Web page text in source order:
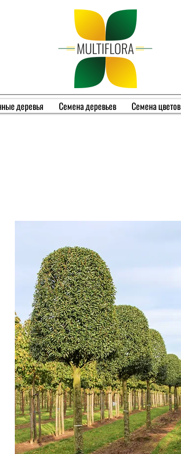
деревья Семена деревьев Семена цветов